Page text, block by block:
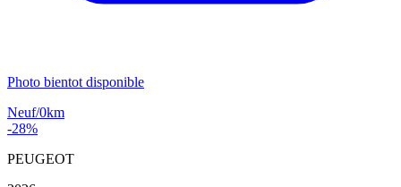
Photo bientot disponible
Neuf/0km
-28%
PEUGEOT